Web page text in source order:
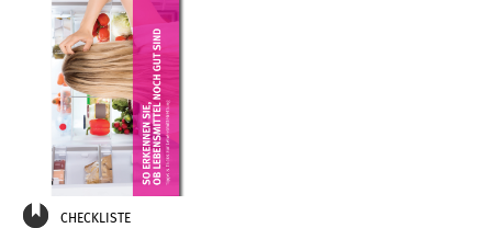
CHECKLISTE